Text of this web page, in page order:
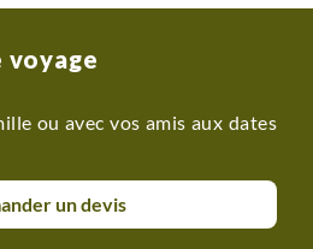
couverture d’assistance et
:
notre assurance auprès de votre
du prix du voyage).
présenter une attestation
par vos soins répondant aux
ou avec vos amis aux dates
un devis